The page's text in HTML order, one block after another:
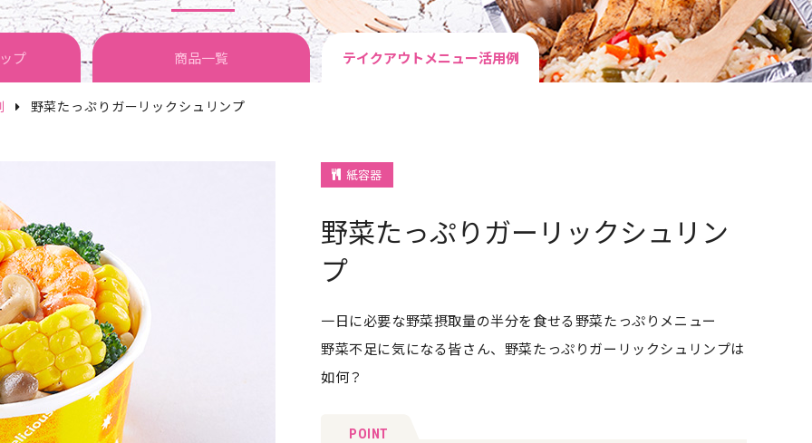
リティ経営
プ 商品一覧 テイクアウトメニュー活用例
野菜たっぷりガーリックシュリンプ
紙容器
野菜たっぷりガーリックシュリン
プ
一日に必要な野菜摂取量の半分を食せる野菜たっぷりメニュー
野菜不足に気になる皆さん、野菜たっぷりガーリックシュリンプは
如何？
POINT